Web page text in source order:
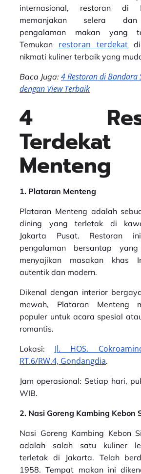
internasional, restoran di
memanjakan selera dan
pengalaman makan yang
Temukan restoran terdekat
nikmati kuliner terbaik yang
Baca Juga: 4 Restoran di Bandara
dengan View Terbaik
4
Menteng
1. Plataran Menteng
Plataran Menteng adalah
dining yang terletak di
Jakarta Pusat. Restoran
pengalaman bersantap
menyajikan masakan khas
autentik dan modern.
Dikenal dengan interior
mewah, Plataran Menteng
populer untuk acara spesial
romantis.
Lokasi: Jl. HOS.
RT.6/RW.4, Gondangdia.
Jam operasional: Setiap hari,
WIB.
2. Nasi Goreng Kambing Kebon
Nasi Goreng Kambing Kebon
adalah salah satu kuliner
terletak di Jakarta. Telah
1958. Tempat makan ini